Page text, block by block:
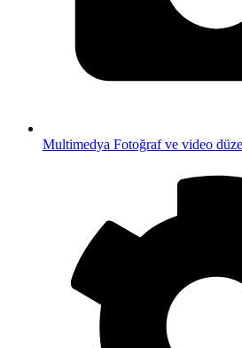
Multimedya Fotoğraf ve video